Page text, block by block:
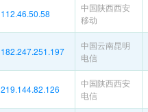
112.46.50.58
中国陕西西安
移动
182.247.251.197
中国云南昆明
电信
219.144.82.126
中国陕西西安
电信